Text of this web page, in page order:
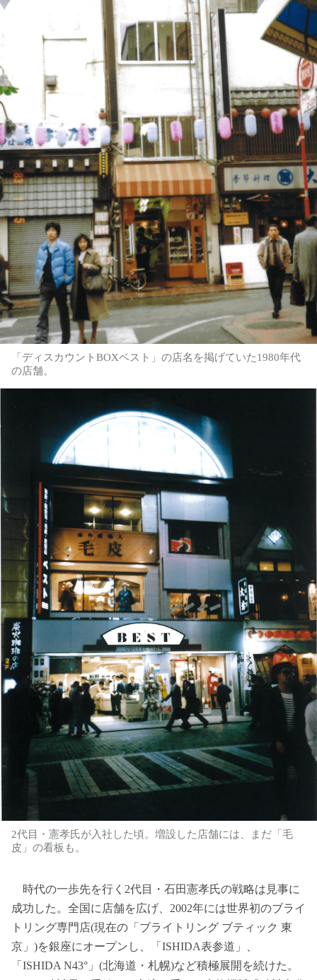
「ディスカウントBOXベスト」の店名を掲げていた1980年代
の店舗。
2代目・憲孝氏が入社した頃。増設した店舗には、まだ「毛
皮」の看板も。
時代の一歩先を行く2代目・石田憲孝氏の戦略は見事に
成功した。全国に店舗を広げ、2002年には世界初のブライ
トリング専門店(現在の「ブライトリング ブティック 東
京」)を銀座にオープンし、「ISHIDA表参道」、
「ISHIDA N43°」(北海道・札幌)など積極展開を続けた。